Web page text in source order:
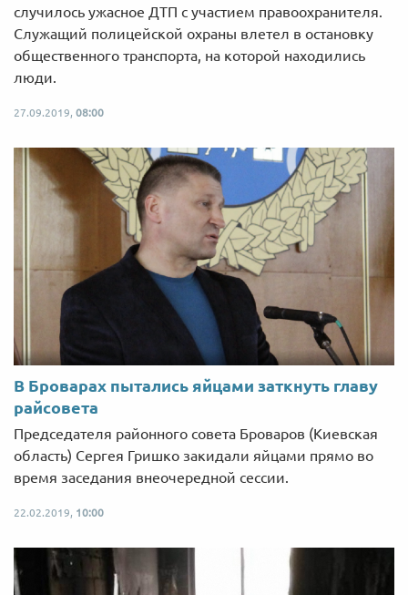
случилось ужасное ДТП с участием правоохранителя.
Служащий полицейской охраны влетел в остановку
общественного транспорта, на которой находились
люди.
27.09.2019, 08:00
В Броварах пытались яйцами заткнуть главу
райсовета
Председателя районного совета Броваров (Киевская
область) Сергея Гришко закидали яйцами прямо во
время заседания внеочередной сессии.
22.02.2019, 10:00